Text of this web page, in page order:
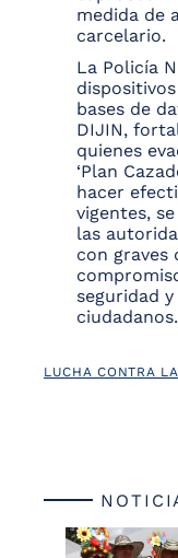
medida de
carcelario.
La Policía
bases de
DIJIN,
quienes
‘Plan
hacer
vigentes,
las
con graves
seguridad
ciudadanos.
LUCHA CONTRA